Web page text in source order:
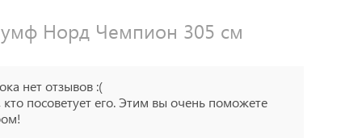
Норд Чемпион 305 см
нет отзывов :(
посоветует его. Этим вы очень поможете